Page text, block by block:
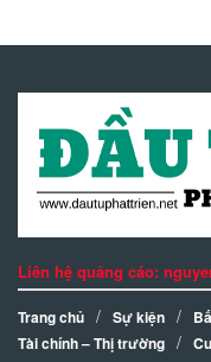
Liên hệ quảng cáo:
Trang chủ Sự kiện
Tài chính – Thị trường